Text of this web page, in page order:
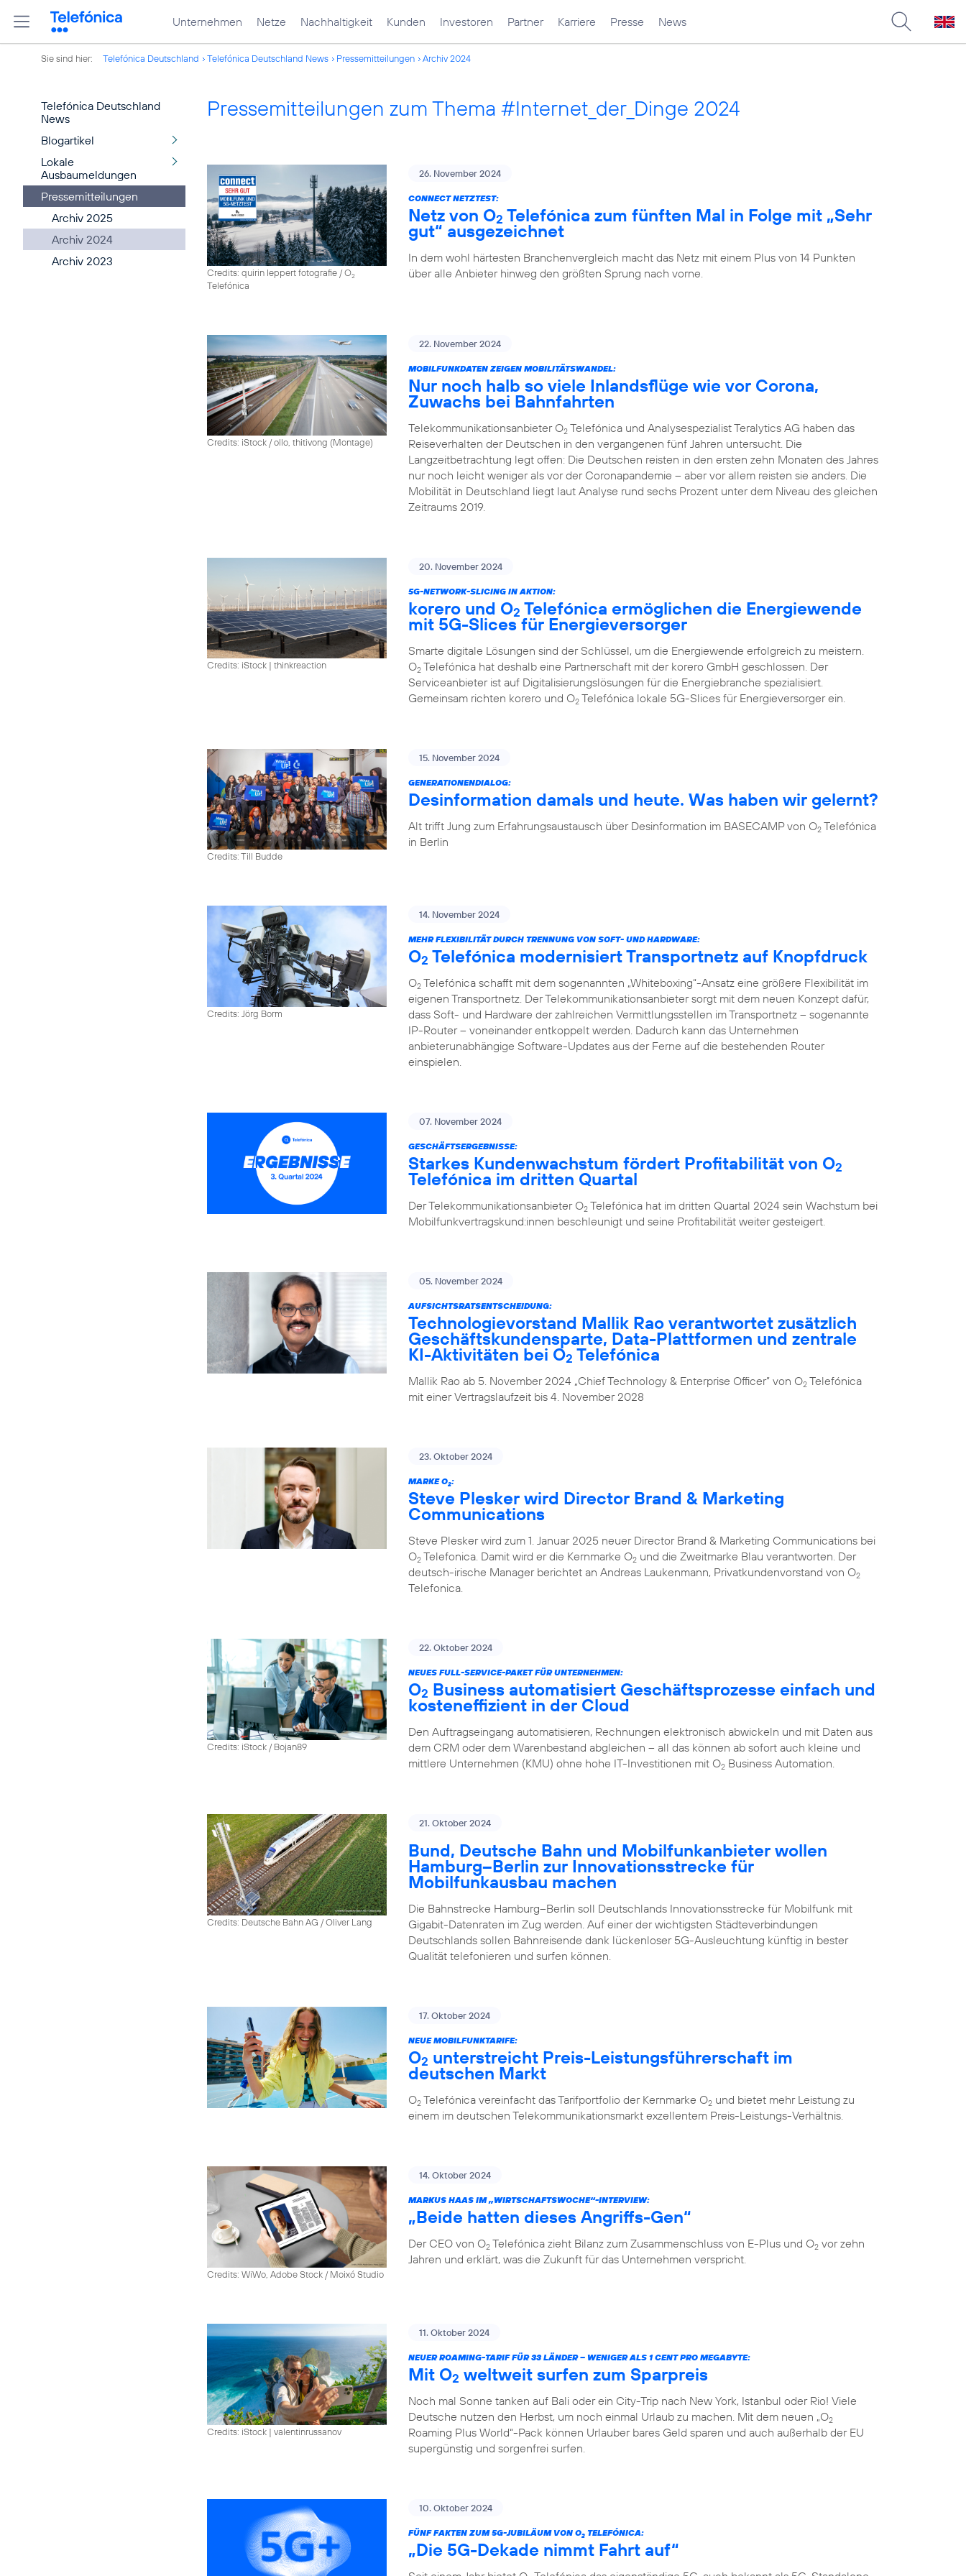
Unternehmen Netze Nachhaltigkeit Kunden Investoren Partner Karriere Presse News
Sie sind hier: Telefónica Deutschland Telefónica Deutschland News Pressemitteilungen Archiv 2024
Telefónica Deutschland
News
Blogartikel
Lokale
Ausbaumeldungen
Pressemitteilungen
Archiv 2025
Archiv 2024
Archiv 2023
Pressemitteilungen zum Thema #Internet_der_Dinge 2024
Credits: quirin leppert fotografie / O2
Telefónica
26. November 2024
CONNECT NETZTEST:
Netz von O2 Telefónica zum fünften Mal in Folge mit „Sehr
gut“ ausgezeichnet
In dem wohl härtesten Branchenvergleich macht das Netz mit einem Plus von 14 Punkten
über alle Anbieter hinweg den größten Sprung nach vorne.
Credits: iStock / ollo, thitivong (Montage)
22. November 2024
MOBILFUNKDATEN ZEIGEN MOBILITÄTSWANDEL:
Nur noch halb so viele Inlandsflüge wie vor Corona,
Zuwachs bei Bahnfahrten
Telekommunikationsanbieter O2 Telefónica und Analysespezialist Teralytics AG haben das
Reiseverhalten der Deutschen in den vergangenen fünf Jahren untersucht. Die
Langzeitbetrachtung legt offen: Die Deutschen reisten in den ersten zehn Monaten des Jahres
nur noch leicht weniger als vor der Coronapandemie – aber vor allem reisten sie anders. Die
Mobilität in Deutschland liegt laut Analyse rund sechs Prozent unter dem Niveau des gleichen
Zeitraums 2019.
Credits: iStock | thinkreaction
20. November 2024
5G-NETWORK-SLICING IN AKTION:
korero und O2 Telefónica ermöglichen die Energiewende
mit 5G-Slices für Energieversorger
Smarte digitale Lösungen sind der Schlüssel, um die Energiewende erfolgreich zu meistern.
O2 Telefónica hat deshalb eine Partnerschaft mit der korero GmbH geschlossen. Der
Serviceanbieter ist auf Digitalisierungslösungen für die Energiebranche spezialisiert.
Gemeinsam richten korero und O2 Telefónica lokale 5G-Slices für Energieversorger ein.
Credits: Till Budde
15. November 2024
GENERATIONENDIALOG:
Desinformation damals und heute. Was haben wir gelernt?
Alt trifft Jung zum Erfahrungsaustausch über Desinformation im BASECAMP von O2 Telefónica
in Berlin
Credits: Jörg Borm
14. November 2024
MEHR FLEXIBILITÄT DURCH TRENNUNG VON SOFT- UND HARDWARE:
O2 Telefónica modernisiert Transportnetz auf Knopfdruck
O2 Telefónica schafft mit dem sogenannten „Whiteboxing“-Ansatz eine größere Flexibilität im
eigenen Transportnetz. Der Telekommunikationsanbieter sorgt mit dem neuen Konzept dafür,
dass Soft- und Hardware der zahlreichen Vermittlungsstellen im Transportnetz – sogenannte
IP-Router – voneinander entkoppelt werden. Dadurch kann das Unternehmen
anbieterunabhängige Software-Updates aus der Ferne auf die bestehenden Router
einspielen.
07. November 2024
GESCHÄFTSERGEBNISSE:
Starkes Kundenwachstum fördert Profitabilität von O2
Telefónica im dritten Quartal
Der Telekommunikationsanbieter O2 Telefónica hat im dritten Quartal 2024 sein Wachstum bei
Mobilfunkvertragskund:innen beschleunigt und seine Profitabilität weiter gesteigert.
05. November 2024
AUFSICHTSRATSENTSCHEIDUNG:
Technologievorstand Mallik Rao verantwortet zusätzlich
Geschäftskundensparte, Data-Plattformen und zentrale
KI-Aktivitäten bei O2 Telefónica
Mallik Rao ab 5. November 2024 „Chief Technology & Enterprise Officer” von O2 Telefónica
mit einer Vertragslaufzeit bis 4. November 2028
23. Oktober 2024
MARKE O2:
Steve Plesker wird Director Brand & Marketing
Communications
Steve Plesker wird zum 1. Januar 2025 neuer Director Brand & Marketing Communications bei
O2 Telefonica. Damit wird er die Kernmarke O2 und die Zweitmarke Blau verantworten. Der
deutsch-irische Manager berichtet an Andreas Laukenmann, Privatkundenvorstand von O2
Telefonica.
Credits: iStock / Bojan89
22. Oktober 2024
NEUES FULL-SERVICE-PAKET FÜR UNTERNEHMEN:
O2 Business automatisiert Geschäftsprozesse einfach und
kosteneffizient in der Cloud
Den Auftragseingang automatisieren, Rechnungen elektronisch abwickeln und mit Daten aus
dem CRM oder dem Warenbestand abgleichen – all das können ab sofort auch kleine und
mittlere Unternehmen (KMU) ohne hohe IT-Investitionen mit O2 Business Automation.
Credits: Deutsche Bahn AG / Oliver Lang
21. Oktober 2024
Bund, Deutsche Bahn und Mobilfunkanbieter wollen
Hamburg–Berlin zur Innovationsstrecke für
Mobilfunkausbau machen
Die Bahnstrecke Hamburg–Berlin soll Deutschlands Innovationsstrecke für Mobilfunk mit
Gigabit-Datenraten im Zug werden. Auf einer der wichtigsten Städteverbindungen
Deutschlands sollen Bahnreisende dank lückenloser 5G-Ausleuchtung künftig in bester
Qualität telefonieren und surfen können.
17. Oktober 2024
NEUE MOBILFUNKTARIFE:
O2 unterstreicht Preis-Leistungsführerschaft im
deutschen Markt
O2 Telefónica vereinfacht das Tarifportfolio der Kernmarke O2 und bietet mehr Leistung zu
einem im deutschen Telekommunikationsmarkt exzellentem Preis-Leistungs-Verhältnis.
Credits: WiWo, Adobe Stock / Moixó Studio
14. Oktober 2024
MARKUS HAAS IM „WIRTSCHAFTSWOCHE“-INTERVIEW:
„Beide hatten dieses Angriffs-Gen“
Der CEO von O2 Telefónica zieht Bilanz zum Zusammenschluss von E-Plus und O2 vor zehn
Jahren und erklärt, was die Zukunft für das Unternehmen verspricht.
Credits: iStock | valentinrussanov
11. Oktober 2024
NEUER ROAMING-TARIF FÜR 33 LÄNDER – WENIGER ALS 1 CENT PRO MEGABYTE:
Mit O2 weltweit surfen zum Sparpreis
Noch mal Sonne tanken auf Bali oder ein City-Trip nach New York, Istanbul oder Rio! Viele
Deutsche nutzen den Herbst, um noch einmal Urlaub zu machen. Mit dem neuen „O2
Roaming Plus World“-Pack können Urlauber bares Geld sparen und auch außerhalb der EU
supergünstig und sorgenfrei surfen.
10. Oktober 2024
FÜNF FAKTEN ZUM 5G-JUBILÄUM VON O2 TELEFÓNICA:
„Die 5G-Dekade nimmt Fahrt auf“